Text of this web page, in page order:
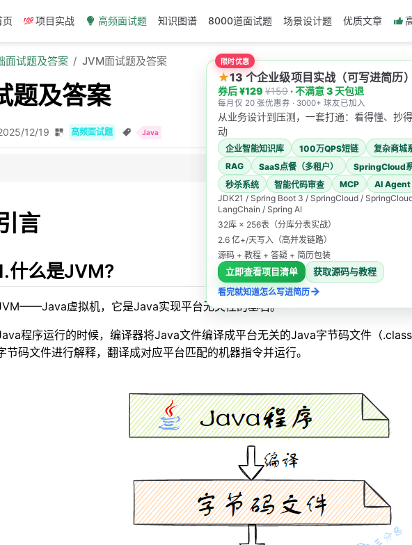
页 项目实战 高频面试题 知识图谱 8000道面试题 场景设计题 优质文章
面试题及答案 JVM面试题及答案
题及答案
12/19 高频面试题 Java
存区域吗？
、1.8内存区域的变化？
替代永久代作为方法区的实现？
解吗？
什么是空闲列表？
存布局吗？
言
什么是JVM?
虚拟机，它是Java实现平台无关性的基石。
程序运行的时候，编译器将Java文件编译成平台无关的Java字节码文件（
节码文件进行解释，翻译成对应平台匹配的机器指令并运行。
限时优惠
★13 个企业级项目实战（可写进简历）
券后 ¥129 ¥159· 不满意 3 天包退
每月仅 20 张优惠券 · 3000+ 球友已加入
从业务设计到压测，一套打通：看得懂、抄
动
企业智能知识库 100万QPS短链
复杂商城
RAG
SaaS点餐（多租户）
SpringCloud
秒杀系统
智能代码审查 MCP
AI Agent
JDK21 / Spring Boot 3 / SpringCloud /
LangChain / Spring AI
32库 × 256表（分库分表实战）
2.6 亿+/天写入（高并发链路）
源码 + 教程 + 答疑 + 简历包装
立即查看项目清单
获取源码与教程
看完就知道怎么写进简历→